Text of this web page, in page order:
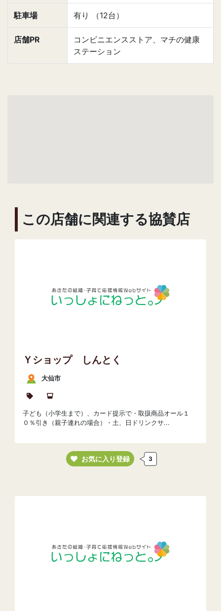
駐車場 有り （12台）
店舗PR
コンビニエンスストア、マチの健康
ステーション
この店舗に関連する協賛店
Ｙショップ しんとく
大仙市
子ども（小学生まで）、カード提示で・取扱商品オール１
０％引き（親子連れの場合）・土、日ドリンクサ...
お気に入り登録 3